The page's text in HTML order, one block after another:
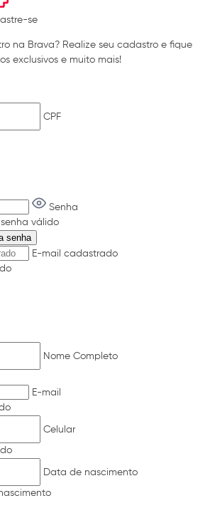
se
na Brava? Realize seu cadastro e fique
exclusivos e muito mais!
CPF
Senha
senha válido
senha
E-mail cadastrado
Nome Completo
E-mail
Celular
Data de nascimento